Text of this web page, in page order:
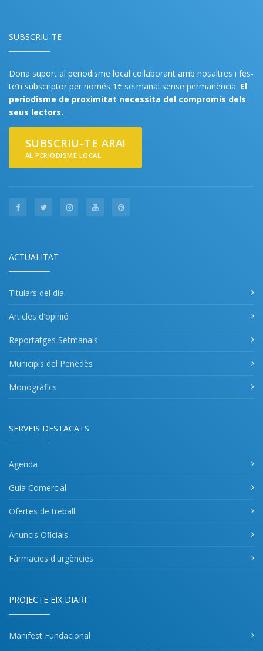
SUBSCRIU-TE
Dona suport al periodisme local col·laborant amb nosaltres i fes-
te’n subscriptor per només 1€ setmanal sense permanència. El
periodisme de proximitat necessita del compromís dels
seus lectors.
SUBSCRIU-TE ARA!
AL PERIODISME LOCAL
ACTUALITAT
Titulars del dia
Articles d'opinió
Reportatges Setmanals
Municipis del Penedès
Monogràfics
SERVEIS DESTACATS
Agenda
Guia Comercial
Ofertes de treball
Anuncis Oficials
Fàrmacies d'urgències
PROJECTE EIX DIARI
Manifest Fundacional